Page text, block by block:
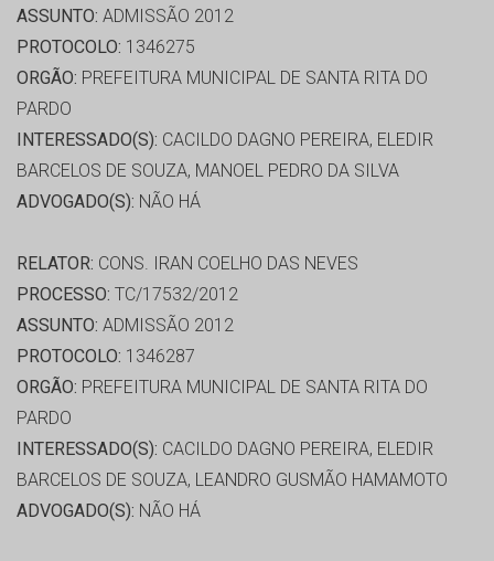
ASSUNTO: ADMISSÃO 2012
PROTOCOLO: 1346275
ORGÃO: PREFEITURA MUNICIPAL DE SANTA RITA DO
PARDO
INTERESSADO(S): CACILDO DAGNO PEREIRA, ELEDIR
BARCELOS DE SOUZA, MANOEL PEDRO DA SILVA
ADVOGADO(S): NÃO HÁ
RELATOR: CONS. IRAN COELHO DAS NEVES
PROCESSO: TC/17532/2012
ASSUNTO: ADMISSÃO 2012
PROTOCOLO: 1346287
ORGÃO: PREFEITURA MUNICIPAL DE SANTA RITA DO
PARDO
INTERESSADO(S): CACILDO DAGNO PEREIRA, ELEDIR
BARCELOS DE SOUZA, LEANDRO GUSMÃO HAMAMOTO
ADVOGADO(S): NÃO HÁ